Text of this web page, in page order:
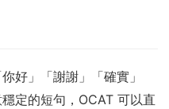
好」「謝謝」「確實」
定的短句，OCAT 可以直